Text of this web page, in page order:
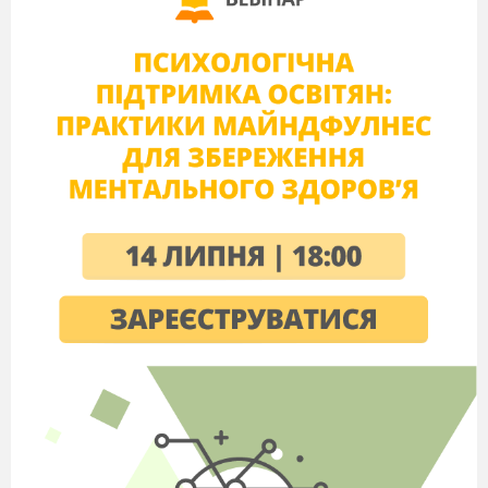
Священною книгою християн (Святим
Словом Божим, Книгою спасіння, Книгою книг
Назва «Біблія» утвердилася ізIVст. Так
уперше назвав цю книгу патріарх і богослов
Іоан Златоуст (далі)
.Християнство приймає старозавітну
Разом з тим привнесено
ідею Трійці: (Бог Отець, Бог Син, Бог Святий
Дух), єдиних по своїй божественній природі.
(далі)
Основні положення християнського
віровчення , сформу
постановах християнських вселенських соборів
Символи віри, складені і затверджені на